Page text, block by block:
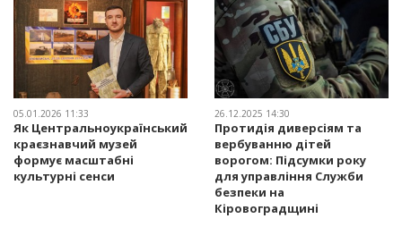
05.01.2026 11:33
Як Центральноукраїнський
краєзнавчий музей
формує масштабні
культурні сенси
26.12.2025 14:30
Протидія диверсіям та
вербуванню дітей
ворогом: Підсумки року
для управління Служби
безпеки на
Кіровоградщині